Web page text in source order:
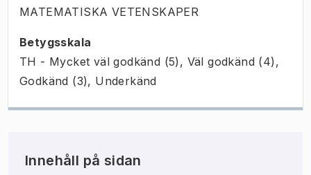
MATEMATISKA VETENSKAPER
Betygsskala
TH - Mycket väl godkänd (5), Väl godkänd (4),
Godkänd (3), Underkänd
Innehåll på sidan